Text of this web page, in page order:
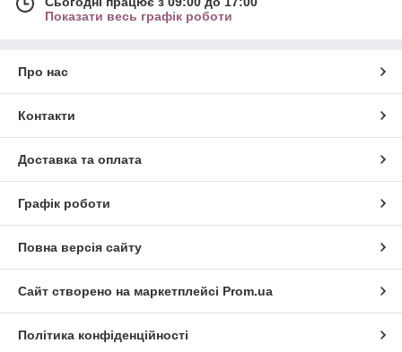
Показати весь графік роботи
Про нас
Контакти
Доставка та оплата
Графік роботи
Повна версія сайту
Сайт створено на маркетплейсі Prom.ua
Політика конфіденційності